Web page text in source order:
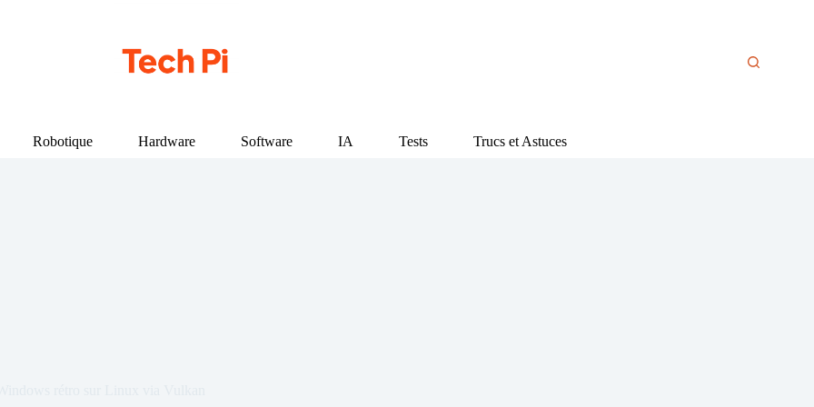
Robotique Hardware Software IA Tests Trucs et Astuces